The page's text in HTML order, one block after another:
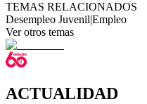
TEMAS RELACIONADOS
Desempleo Juvenil|Empleo
Ver otros temas
ACTUALIDAD